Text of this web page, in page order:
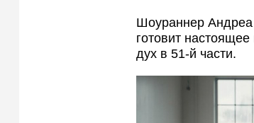
Шоураннер Андреа
готовит
дух в 51-й части.